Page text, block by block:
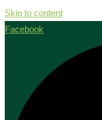
Skip to content
Facebook